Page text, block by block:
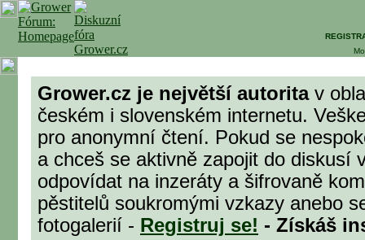
Grower.cz je největší autoritav
českém i slovenském internetu.
pro anonymní čtení. Pokud se
a chceš se aktivně zapojit do diskusí
odpovídat na inzeráty a šifrovaně
pěstitelů soukromými vzkazy anebo
fotogalerií - Registruj se! - Získáš